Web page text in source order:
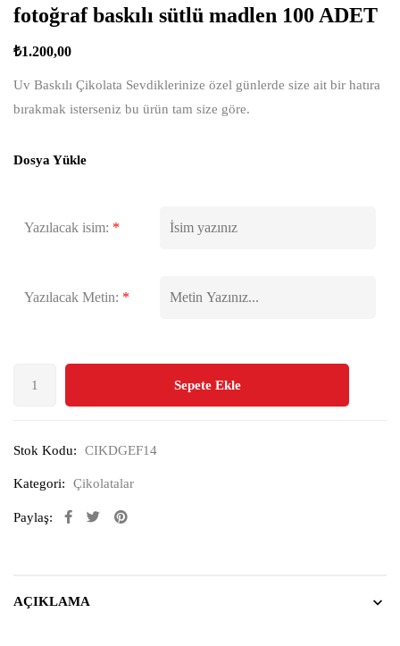
fotoğraf baskılı sütlü madlen 100 ADET
₺1.200,00
Uv Baskılı Çikolata Sevdiklerinize özel günlerde size ait bir hatıra
bırakmak isterseniz bu ürün tam size göre.
Dosya Yükle
Yazılacak isim: *
Yazılacak Metin: *
Sepete Ekle
Stok Kodu: CIKDGEF14
Kategori: Çikolatalar
Paylaş:
AÇIKLAMA